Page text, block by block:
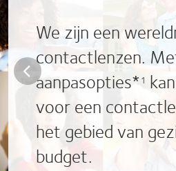
We zijn een
contactlenzen.
aanpasopties*1
voor een
het gebied van
budget.